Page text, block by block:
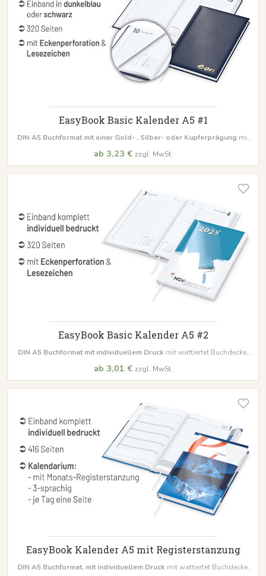
EasyBook Basic Kalender A5 #1
DIN A5 Buchformat mit einer Gold- , Silber- oder Kupferprägung mit
ab 3,23 € zzgl. MwSt.
EasyBook Basic Kalender A5 #2
DIN A5 Buchformatmit individuellem Druck mit wattiertet Buchdecke,
ab 3,01 € zzgl. MwSt.
EasyBook Kalender A5 mit Registerstanzung
DIN A5 Buchformat, mit individuellem Druck mit wattiertet Buchdecke,